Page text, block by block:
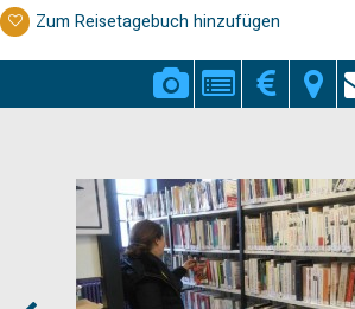
Zum Reisetagebuch hinzufügen